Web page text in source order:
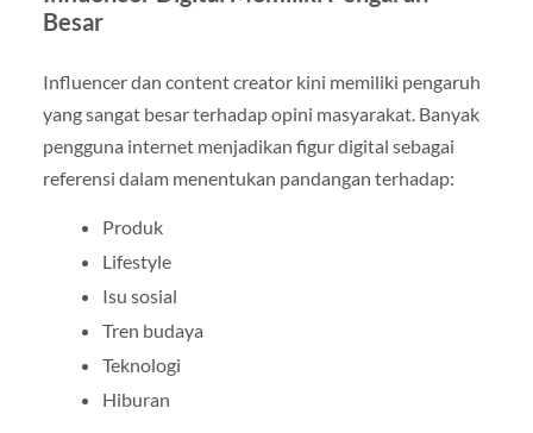
Besar
Influencer dan content creator kini memiliki pengaruh
yang sangat besar terhadap opini masyarakat. Banyak
pengguna internet menjadikan figur digital sebagai
referensi dalam menentukan pandangan terhadap:
Produk
Lifestyle
Isu sosial
Tren budaya
Teknologi
Hiburan